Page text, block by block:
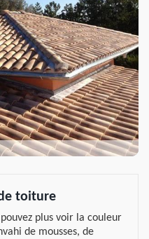
toiture
plus voir la couleur
de mousses, de